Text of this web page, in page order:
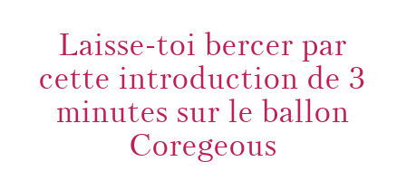
Laisse-toi bercer par
cette introduction de 3
minutes sur le ballon
Coregeous